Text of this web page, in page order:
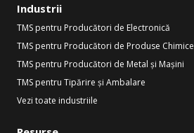
Industrii
TMS pentru Producători de Electronică
TMS pentru Producători de Produse Chimice
TMS pentru Producători de Metal și Mașini
TMS pentru Tipărire și Ambalare
Vezi toate industriile